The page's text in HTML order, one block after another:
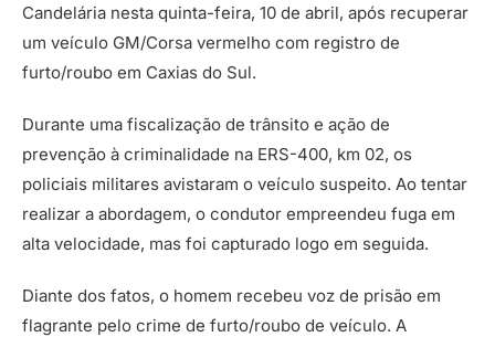
Candelária nesta quinta-feira, 10 de abril, após recuperar
um veículo GM/Corsa vermelho com registro de
furto/roubo em Caxias do Sul.
Durante uma fiscalização de trânsito e ação de
prevenção à criminalidade na ERS-400, km 02, os
policiais militares avistaram o veículo suspeito. Ao tentar
realizar a abordagem, o condutor empreendeu fuga em
alta velocidade, mas foi capturado logo em seguida.
Diante dos fatos, o homem recebeu voz de prisão em
flagrante pelo crime de furto/roubo de veículo. A